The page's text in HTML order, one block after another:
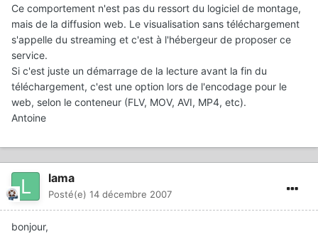
Ce comportement n'est pas du ressort du logiciel de montage,
mais de la diffusion web. Le visualisation sans téléchargement
s'appelle du streaming et c'est à l'hébergeur de proposer ce
service.
Si c'est juste un démarrage de la lecture avant la fin du
téléchargement, c'est une option lors de l'encodage pour le
web, selon le conteneur (FLV, MOV, AVI, MP4, etc).
Antoine
lama
Posté(e) 14 décembre 2007
bonjour,